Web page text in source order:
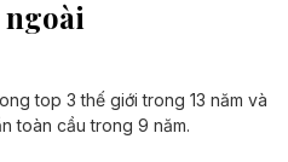
top 3 thế giới trong 13 năm và
toàn cầu trong 9 năm.